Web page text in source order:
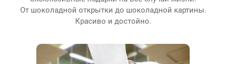
От шоколадной открытки до шоколадной картины.
Красиво и достойно.